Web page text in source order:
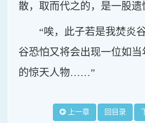
散，取而代之的，是一股遗
“唉，此子若是我焚炎
谷恐怕又将会出现一位如
的惊天人物……”
上一章 回目录